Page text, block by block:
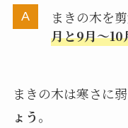
まきの木を
月と9月～10
まきの木は寒さに弱
ょう。